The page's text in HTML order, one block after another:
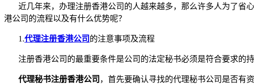
近几年来，办理注册香港公司的人越来越多，那么许多人为了省
港公司的流程以及有什么优势呢？
1.代理注册香港公司 的注意事项及流程
注册香港公司的最重要条件是公司的法定秘书必须是符合要求的
代理秘书注册香港公司 ，首先要确认寻找的代理秘书公司是否有